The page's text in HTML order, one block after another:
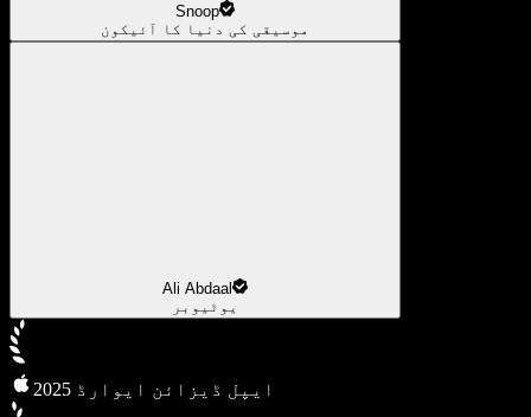
Snoop
موسیقی کی دنیا کا آئیکون
Ali Abdaal
یوٹیوبر
2025 ایپل ڈیزائن ایوارڈ